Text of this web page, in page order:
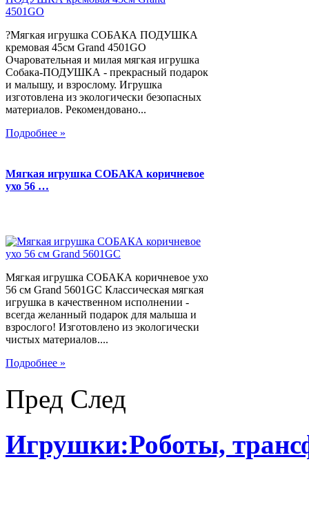
?Мягкая игрушка СОБАКА ПОДУШКА
кремовая 45см Grand 4501GO
Очаровательная и милая мягкая игрушка
Собака-ПОДУШКА - прекрасный подарок
и малышу, и взрослому. Игрушка
изготовлена из экологически безопасных
материалов. Рекомендовано...
Подробнее »
Мягкая игрушка СОБАКА коричневое
ухо 56 …
Мягкая игрушка СОБАКА коричневое ухо
56 см Grand 5601GC Классическая мягкая
игрушка в качественном исполнении -
всегда желанный подарок для малыша и
взрослого! Изготовлено из экологически
чистых материалов....
Подробнее »
Пред След
Игрушки:Роботы,